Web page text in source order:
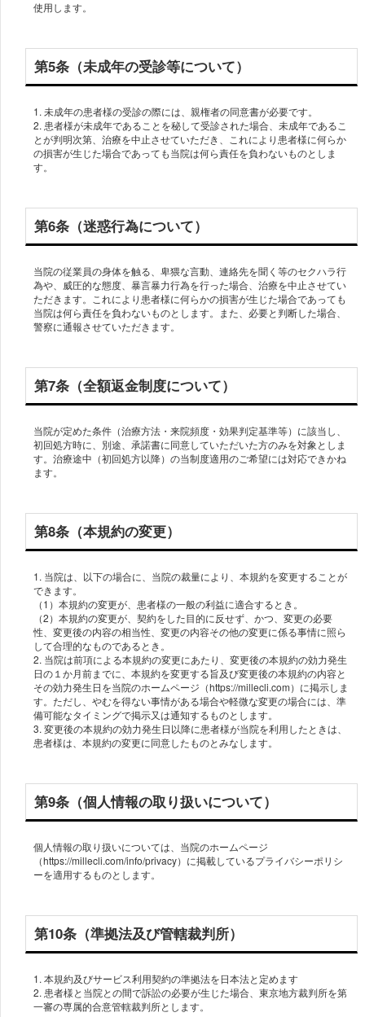
第5条（未成年の受診等について）
1. 未成年の患者様の受診の際には、親権者の同意書が必要です。
2. 患者様が未成年であることを秘して受診された場合、未成年であるこ
とが判明次第、治療を中止させていただき、これにより患者様に何らか
の損害が生じた場合であっても当院は何ら責任を負わないものとしま
第6条（迷惑行為について）
当院の従業員の身体を触る、卑猥な言動、連絡先を聞く等のセクハラ行
為や、威圧的な態度、暴言暴力行為を行った場合、治療を中止させてい
ただきます。これにより患者様に何らかの損害が生じた場合であっても
当院は何ら責任を負わないものとします。また、必要と判断した場合、
警察に通報させていただきます。
第7条（全額返金制度について）
当院が定めた条件（治療方法・来院頻度・効果判定基準等）に該当し、
初回処方時に、別途、承諾書に同意していただいた方のみを対象としま
す。治療途中（初回処方以降）の当制度適用のご希望には対応できかね
ます。
第8条（本規約の変更）
1. 当院は、以下の場合に、当院の裁量により、本規約を変更することが
できます。
（1）本規約の変更が、患者様の一般の利益に適合するとき。
（2）本規約の変更が、契約をした目的に反せず、かつ、変更の必要
性、変更後の内容の相当性、変更の内容その他の変更に係る事情に照ら
して合理的なものであるとき。
2. 当院は前項による本規約の変更にあたり、変更後の本規約の効力発生
日の１か月前までに、本規約を変更する旨及び変更後の本規約の内容と
その効力発生日を当院のホームページ（https://millecli.com）に掲示しま
す。ただし、やむを得ない事情がある場合や軽微な変更の場合には、準
備可能なタイミングで掲示又は通知するものとします。
3. 変更後の本規約の効力発生日以降に患者様が当院を利用したときは、
第9条（個人情報の取り扱いについて）
個人情報の取り扱いについては、当院のホームページ
（https://millecli.com/info/privacy）に掲載しているプライバシーポリシ
ーを適用するものとします。
第10条（準拠法及び管轄裁判所）
1. 本規約及びサービス利用契約の準拠法を日本法と定めます
2. 患者様と当院との間で訴訟の必要が生じた場合、東京地方裁判所を第
一審の専属的合意管轄裁判所とします。